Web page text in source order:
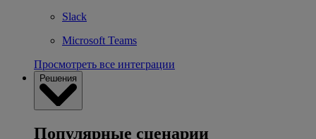
Slack
Microsoft Teams
Просмотреть все интеграции
Решения
Популярные сценарии